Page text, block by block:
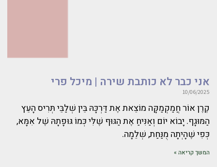
אני כבר לא כותבת שירה | מיכל פרי
10/06/2025
קֶרֶן אוֹר חֲמַקְמַקָּה מוֹצֵאת אֶת דַּרְכָּהּ בֵּין שְׁלַבֵּי תְּרִיס הָעֵץ
הַמּוּגָף. יָבוֹא יוֹם וְאַנִּיחַ אֶת הַגּוּף שֶׁלִּי כְּמוֹ גּוּפָתָהּ שֶׁל אִמָּא,
כְּפִי שֶׁהָיְתָה מֻנַּחַת, שְׁלֵמָה.
המשך קריאה »